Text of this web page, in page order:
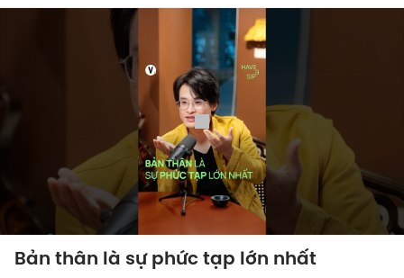
Bản thân là sự phức tạp lớn nhất